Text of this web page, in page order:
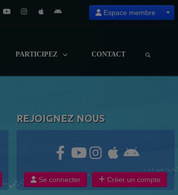
Espace membre
PARTICIPEZ CONTACT
REJOIGNEZ NOUS
Se connecter Créer un compte